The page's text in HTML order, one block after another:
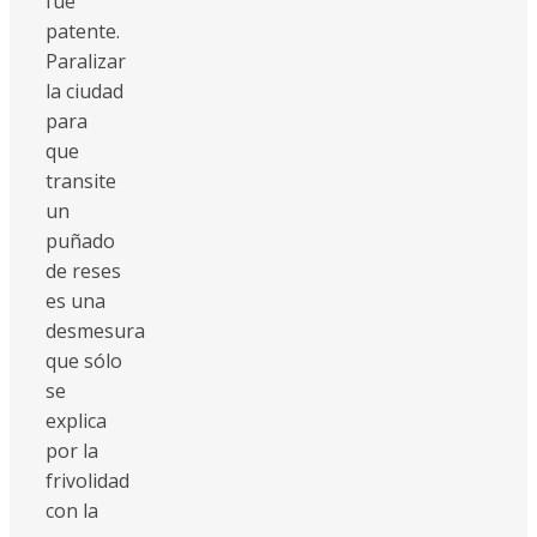
patente.
Paralizar
la ciudad
para
que
transite
un
puñado
de reses
es una
desmesura
que sólo
se
explica
por la
frivolidad
con la